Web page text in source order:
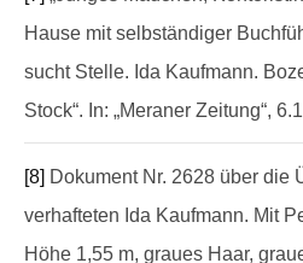
Hause mit selbständiger
sucht Stelle. Ida Kaufmann.
Stock“. In: „Meraner Zeitung“,
[8] Dokument Nr. 2628 über die
verhafteten Ida Kaufmann. Mit
Höhe 1,55 m, graues Haar,